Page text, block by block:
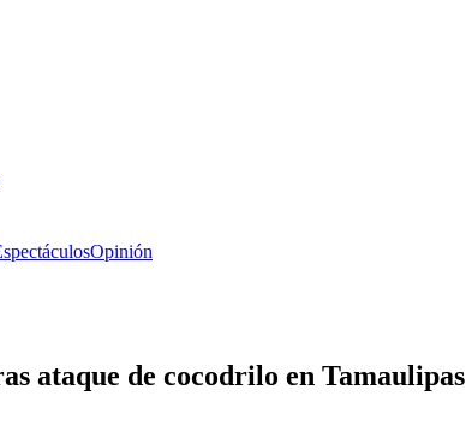
Opinión
ataque de cocodrilo en Tamaulipas